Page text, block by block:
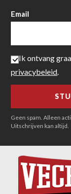
Email
Ik ontvang
privacybeleid.
Geen spam. Alleen
Uitschrijven kan altijd.